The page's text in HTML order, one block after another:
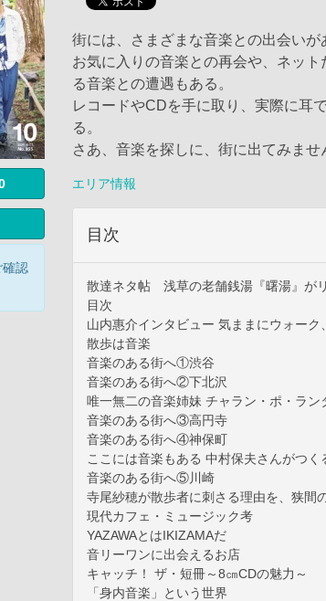
確認
街には、さまざまな音楽との出会いが
お気に入りの音楽との再会や、ネッ
る音楽との遭遇もある。
レコードやCDを手に取り、実際に耳
る。
さあ、音楽を探しに、街に出てみませ
エリア情報
目次
散達ネタ帖 浅草の老舗銭湯『曙湯』が
目次
山内惠介インタビュー 気ままにウォー
散歩は音楽
音楽のある街へ①渋谷
音楽のある街へ②下北沢
唯一無二の音楽姉妹 チャラン・ポ・ラン
音楽のある街へ③高円寺
音楽のある街へ④神保町
ここには音楽もある 中村保夫さんがつく
音楽のある街へ⑤川崎
寺尾紗穂が散歩者に刺さる理由を、狭間
現代カフェ・ミュージック考
YAZAWAとはIKIZAMAだ
音リーワンに出会えるお店
キャッチ！ ザ・短冊～8㎝CDの魅力～
「身内音楽」という世界